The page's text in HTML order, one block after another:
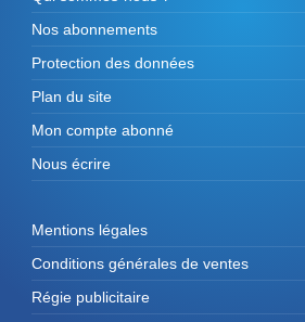
Nos abonnements
Protection des données
Plan du site
Mon compte abonné
Nous écrire
Mentions légales
Conditions générales de ventes
Régie publicitaire